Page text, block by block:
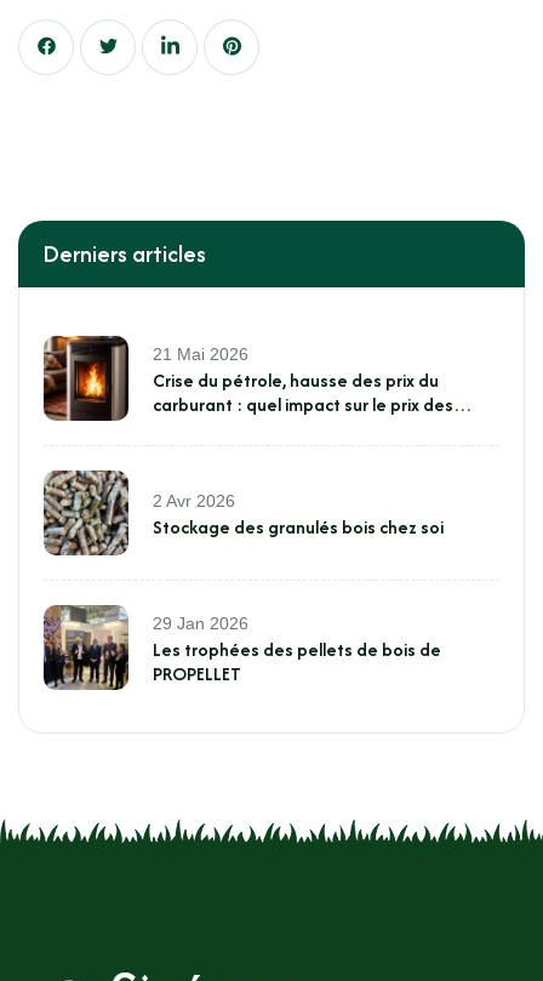
Derniers articles
21 Mai 2026
Crise du pétrole, hausse des prix du
carburant : quel impact sur le prix des
2 Avr 2026
Stockage des granulés bois chez soi
29 Jan 2026
Les trophées des pellets de bois de
PROPELLET